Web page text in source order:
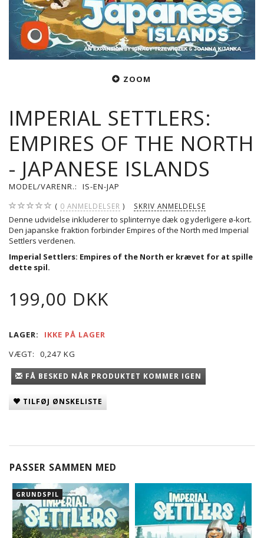
ZOOM
IMPERIAL SETTLERS:
EMPIRES OF THE NORTH
- JAPANESE ISLANDS
MODEL/VARENR.: IS-EN-JAP
0 ANMELDELSER SKRIV ANMELDELSE
Denne udvidelse inkluderer to splinternye dæk og yderligere ø-kort.
Den japanske fraktion forbinder Empires of the North med Imperial
Settlers verdenen.
Imperial Settlers: Empires of the North er krævet for at spille
dette spil.
199,00 DKK
LAGER:
IKKE PÅ LAGER
VÆGT:
0,247 KG
FÅ BESKED NÅR PRODUKTET KOMMER IGEN
TILFØJ ØNSKELISTE
PASSER SAMMEN MED
GRUNDSPIL